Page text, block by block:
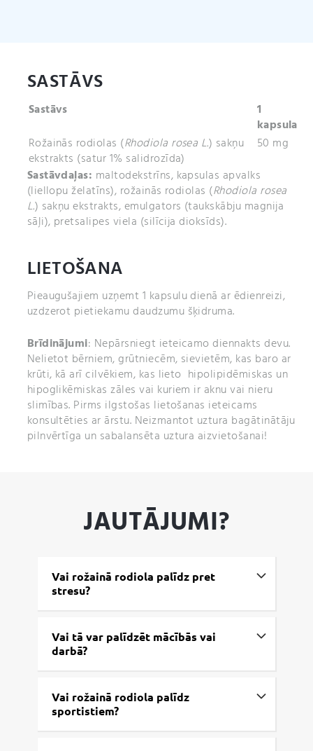
SASTĀVS
Sastāvs
1
kapsula
Rožainās rodiolas (Rhodiola rosea L.) sakņu
ekstrakts (satur 1% salidrozīda)
50 mg
Sastāvdaļas: maltodekstrīns, kapsulas apvalks
(liellopu želatīns), rožainās rodiolas (Rhodiola rosea
L.) sakņu ekstrakts, emulgators (taukskābju magnija
sāļi), pretsalipes viela (silīcija dioksīds).
LIETOŠANA
Pieaugušajiem uzņemt 1 kapsulu dienā ar ēdienreizi,
uzdzerot pietiekamu daudzumu šķidruma.
Brīdinājumi: Nepārsniegt ieteicamo diennakts devu.
Nelietot bērniem, grūtniecēm, sievietēm, kas baro ar
krūti, kā arī cilvēkiem, kas lieto hipolipidēmiskas un
hipoglikēmiskas zāles vai kuriem ir aknu vai nieru
slimības. Pirms ilgstošas lietošanas ieteicams
konsultēties ar ārstu. Neizmantot uztura bagātinātāju
pilnvērtīga un sabalansēta uztura aizvietošanai!
JAUTĀJUMI?
Vai rožainā rodiola palīdz pret
stresu?
Vai tā var palīdzēt mācībās vai
darbā?
Vai rožainā rodiola palīdz
sportistiem?